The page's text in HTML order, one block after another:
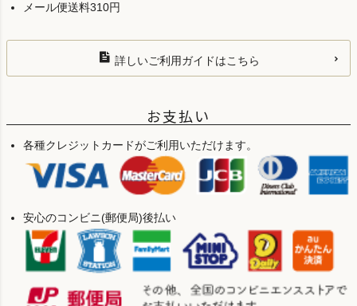
メール便送料310円
詳しいご利用ガイドはこちら
お支払い
各種クレジットカードがご利用いただけます。
安心のコンビニ(郵便局)後払い